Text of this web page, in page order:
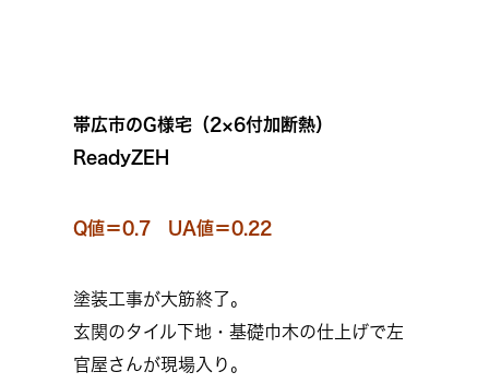
帯広市のG様宅（2×6付加断熱）
ReadyZEH
Q値＝0.7 UA値＝0.22
塗装工事が大筋終了。
玄関のタイル下地・基礎巾木の仕上げで左
官屋さんが現場入り。